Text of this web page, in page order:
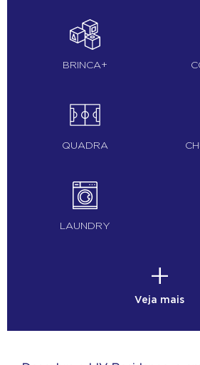
BRINCA+
QUADRA
LAUNDRY
+
Veja mais